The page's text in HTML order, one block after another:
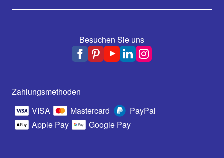
Besuchen Sie uns
Zahlungsmethoden
VISA
Mastercard
PayPal
Apple Pay
Google Pay